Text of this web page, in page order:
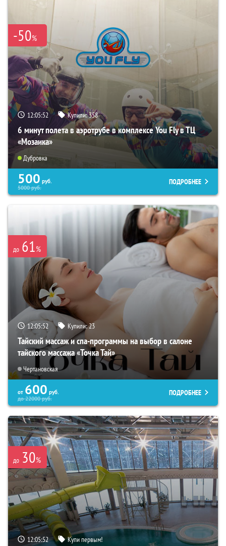
-50%
12:05:50 Купили:358
6 минут полета в аэротрубе в комплексе You Fly в ТЦ
«Мозаика»
Дубровка
500 руб.
5000руб.
ПОДРОБНЕЕ
до 61%
12:05:50 Купили:23
Тайский массаж и спа-программы на выбор в салоне
тайского массажа «Точка Тай»
Чертановская
от 600 руб.
до22000руб.
ПОДРОБНЕЕ
до 30%
12:05:50 Купи первым!